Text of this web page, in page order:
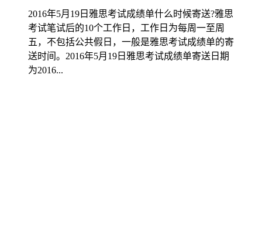
2016年5月19日雅思考试成绩单什么时候寄送?雅思
考试笔试后的10个工作日，工作日为每周一至周
五，不包括公共假日，一般是雅思考试成绩单的寄
送时间。2016年5月19日雅思考试成绩单寄送日期
为2016...